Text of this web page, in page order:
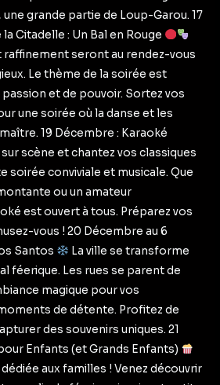
une grande partie de Loup-Garou. 17
Citadelle : Un Bal en Rouge
raffinement seront au rendez-vous
Le thème de la soirée est
passion et de pouvoir. Sortez vos
une soirée où la danse et les
19 Décembre : Karaoké
scène et chantez vos classiques
soirée conviviale et musicale. Que
ou un amateur
est ouvert à tous. Préparez vos
vous ! 20 Décembre au 6
Santos
La ville se transforme
féerique. Les rues se parent de
magique pour vos
de détente. Profitez de
des souvenirs uniques. 21
Enfants (et Grands Enfants)
aux familles ! Venez découvrir